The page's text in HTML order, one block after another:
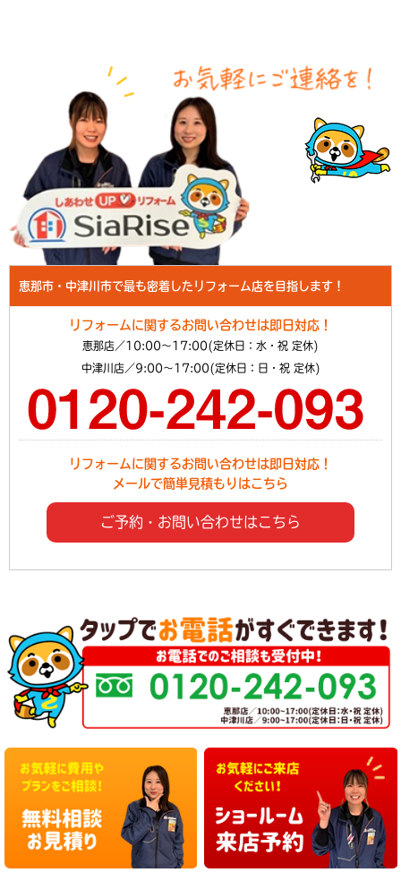
恵那市・中津川市で最も密着したリフォーム店を目指します！
リフォームに関するお問い合わせは即日対応！
恵那店／10:00～17:00(定休日：水・祝 定休)
中津川店／9:00～17:00(定休日：日・祝 定休)
リフォームに関するお問い合わせは即日対応！
メールで簡単見積もりはこちら
ご予約・お問い合わせはこちら